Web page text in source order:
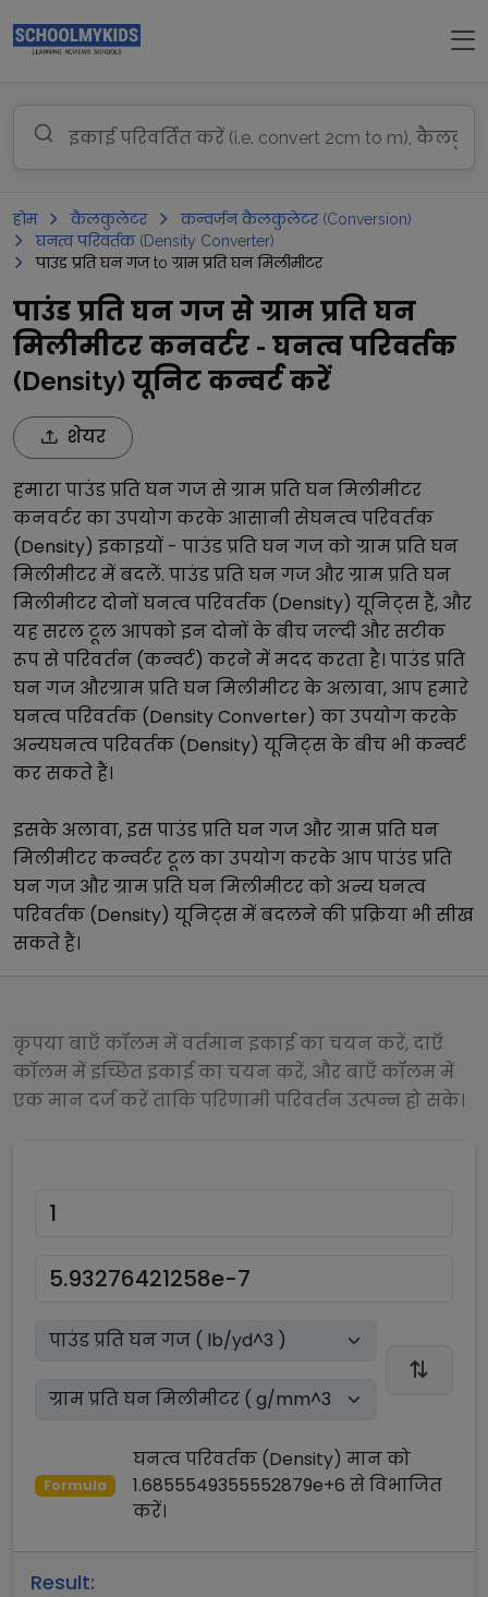
होम कैलकुलेटर
कन्वर्जन कैलकुलेटर (Conversion)
घनत्व परिवर्तक (Density Converter)
पाउंड प्रति घन गज to ग्राम प्रति घन मिलीमीटर
पाउंड प्रति घन गज से ग्राम प्रति घन
मिलीमीटर कनवर्टर - घनत्व परिवर्तक
(Density) यूनिट कन्वर्ट करें
शेयर
हमारापाउंड प्रति घन गजसेग्राम प्रति घन मिलीमीटर
कनवर्टर का उपयोग करके आसानी सेघनत्व परिवर्तक
(Density) इकाइयों - पाउंड प्रति घन गजकोग्राम प्रति घन
मिलीमीटरमें बदलें. पाउंड प्रति घन गज औरग्राम प्रति घन
मिलीमीटरदोनोंघनत्व परिवर्तक (Density) यूनिट्स हैं, और
यह सरल टूल आपको इन दोनों के बीच जल्दी और सटीक
रूप से परिवर्तन (कन्वर्ट) करने में मदद करता है। पाउंड प्रति
घन गज औरग्राम प्रति घन मिलीमीटरके अलावा, आप हमारे
घनत्व परिवर्तक (Density Converter) का उपयोग करके
अन्यघनत्व परिवर्तक (Density) यूनिट्स के बीच भी कन्वर्ट
कर सकते हैं।
इसके अलावा, इसपाउंड प्रति घन गज औरग्राम प्रति घन
मिलीमीटरकन्वर्टर टूल का उपयोग करके आपपाउंड प्रति
घन गज औरग्राम प्रति घन मिलीमीटरको अन्यघनत्व
परिवर्तक (Density) यूनिट्स में बदलने की प्रक्रिया भी सीख
सकते हैं।
कृपया बाएँ कॉलम में वर्तमान इकाई का चयन करें, दाएँ
कॉलम में इच्छित इकाई का चयन करें, और बाएँ कॉलम में
एक मान दर्ज करें ताकि परिणामी परिवर्तन उत्पन्न हो सके।
Formula
घनत्व परिवर्तक (Density) मान को
1.6855549355552879e+6 सेविभाजित
करें।
Result: